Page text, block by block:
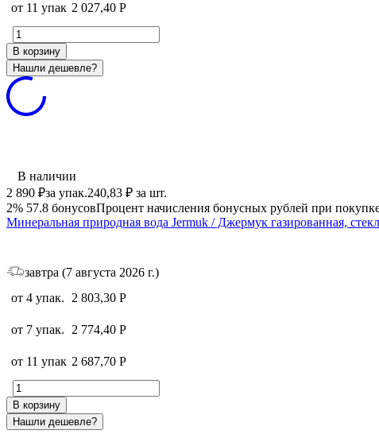
от 11 упак 2 027,40 Р
В корзину
В наличии
2 890 ₽за упак.240,83 ₽ за шт.
2% 57.8 бонусовПроцент начисления бонусных рублей при
Минеральная природная вода Jermuk / Джермук газированная,
завтра (7 августа 2026 г.)
от 4 упак.
2 803,30 Р
от 7 упак. 2 774,40 Р
от 11 упак 2 687,70 Р
В корзину